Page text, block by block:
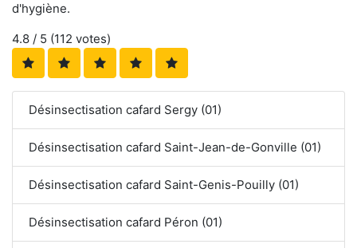
d'hygiène.
4.8 / 5 (112 votes)
Désinsectisation cafard Sergy (01)
Désinsectisation cafard Saint-Jean-de-Gonville (01)
Désinsectisation cafard Saint-Genis-Pouilly (01)
Désinsectisation cafard Péron (01)